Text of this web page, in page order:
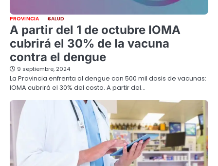
PROVINCIA SALUD
A partir del 1 de octubre IOMA
cubrirá el 30% de la vacuna
contra el dengue
9 septiembre, 2024
La Provincia enfrenta al dengue con 500 mil dosis de vacunas:
IOMA cubrirá el 30% del costo. A partir del…